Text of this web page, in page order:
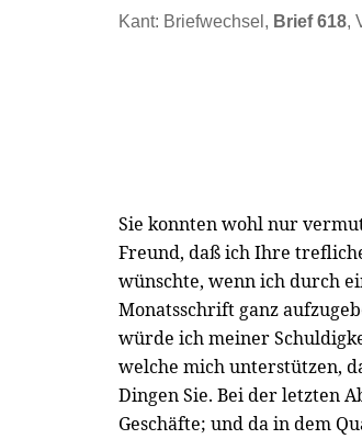
Kant: Briefwechsel, Brief 618,
Sie konnten wohl nur
Freund, daß ich Ihre
wünschte, wenn ich durch
Monatsschrift ganz
würde ich meiner
welche mich unterstützen,
Dingen Sie. Bei der letzten
Geschäfte; und da in dem